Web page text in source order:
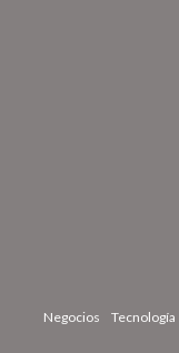
Negocios Tecnología